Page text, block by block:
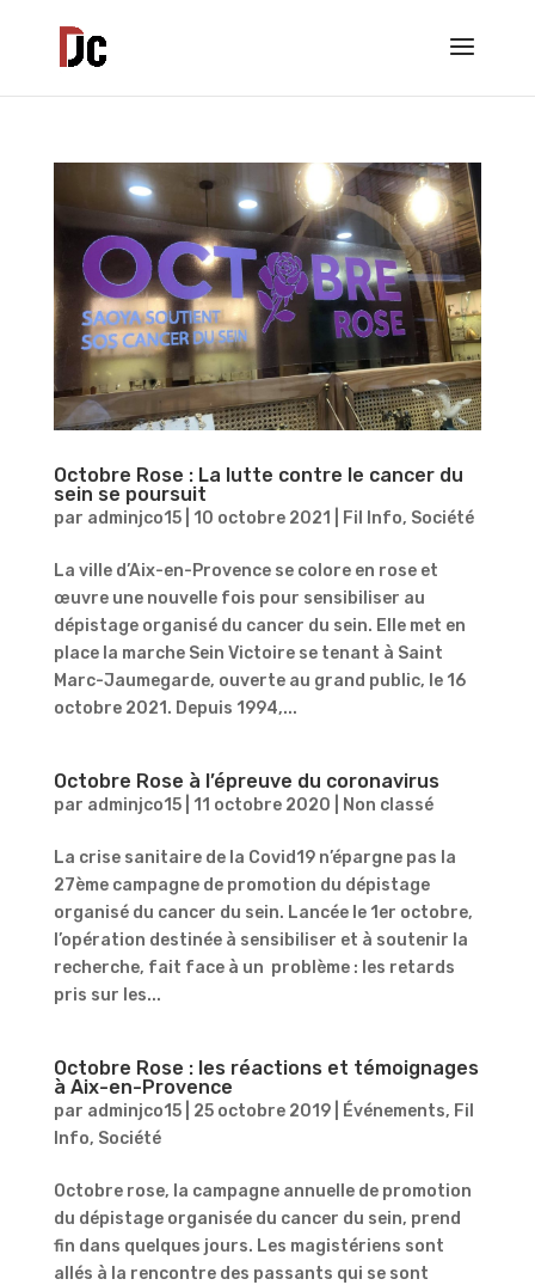
Octobre Rose : La lutte contre le cancer du
sein se poursuit
par adminjco15| 10 octobre 2021 Fil Info, Société
La ville d’Aix-en-Provence se colore en rose et
œuvre une nouvelle fois pour sensibiliser au
dépistage organisé du cancer du sein. Elle met en
place la marche Sein Victoire se tenant à Saint
Marc-Jaumegarde, ouverte au grand public, le 16
octobre 2021. Depuis 1994,...
Octobre Rose à l’épreuve du coronavirus
par adminjco15| 11 octobre 2020 Non classé
La crise sanitaire de la Covid19 n’épargne pas la
27ème campagne de promotion du dépistage
organisé du cancer du sein. Lancée le 1er octobre,
l’opération destinée à sensibiliser et à soutenir la
recherche, fait face à un problème : les retards
pris sur les...
Octobre Rose : les réactions et témoignages
à Aix-en-Provence
par adminjco15| 25 octobre 2019| Événements, Fil
Info, Société
Octobre rose, la campagne annuelle de promotion
du dépistage organisée du cancer du sein, prend
fin dans quelques jours. Les magistériens sont
allés à la rencontre des passants qui se sont